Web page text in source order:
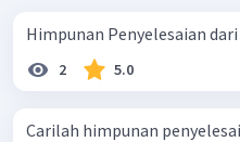
Dengan demikian, himpunan
adalah
Himpunan Penyelesaian dari
2 5.0
Carilah himpunan